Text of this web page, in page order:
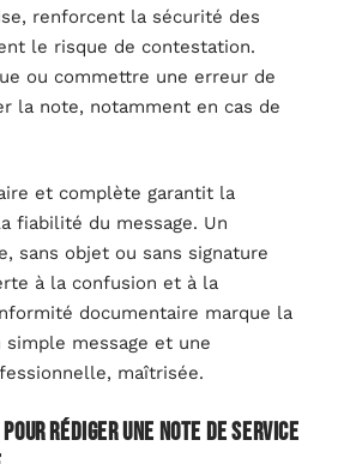
renforcent la sécurité des
le risque de contestation.
ou commettre une erreur de
la note, notamment en cas de
et complète garantit la
fiabilité du message. Un
sans objet ou sans signature
à la confusion et à la
documentaire marque la
message et une
maîtrisée.
rédiger une note de service